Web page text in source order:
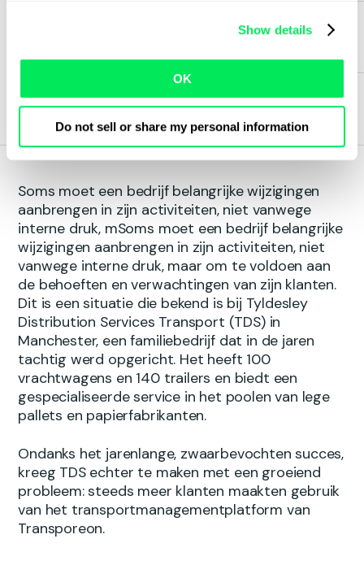
Show details
OK
Do not sell or share my personal information
Soms moet een bedrijf belangrijke wijzigingen
aanbrengen in zijn activiteiten, niet vanwege
interne druk, mSoms moet een bedrijf belangrijke
wijzigingen aanbrengen in zijn activiteiten, niet
vanwege interne druk, maar om te voldoen aan
de behoeften en verwachtingen van zijn klanten.
Dit is een situatie die bekend is bij Tyldesley
Distribution Services Transport (TDS) in
Manchester, een familiebedrijf dat in de jaren
tachtig werd opgericht. Het heeft 100
vrachtwagens en 140 trailers en biedt een
gespecialiseerde service in het poolen van lege
pallets en papierfabrikanten.
Ondanks het jarenlange, zwaarbevochten succes,
kreeg TDS echter te maken met een groeiend
probleem: steeds meer klanten maakten gebruik
van het transportmanagementplatform van
Transporeon.